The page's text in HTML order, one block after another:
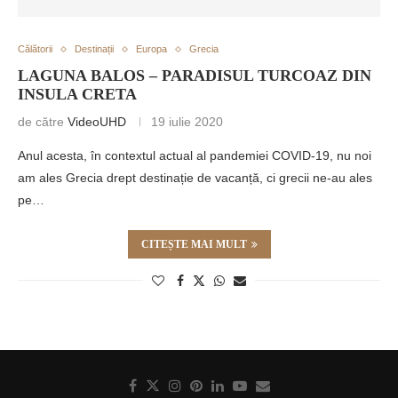
Călătorii Destinații Europa Grecia
LAGUNA BALOS – PARADISUL TURCOAZ DIN
INSULA CRETA
de către VideoUHD 19 iulie 2020
Anul acesta, în contextul actual al pandemiei COVID-19, nu noi
am ales Grecia drept destinație de vacanță, ci grecii ne-au ales
pe…
CITEȘTE MAI MULT